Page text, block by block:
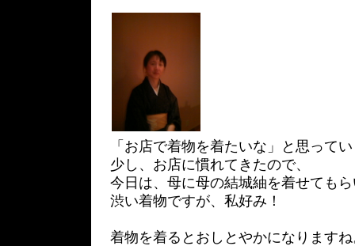
「お店で着物を着たいな」と思って
少し、お店に慣れてきたので、
今日は、母に母の結城紬を着せても
渋い着物ですが、私好み！
着物を着るとおしとやかになります